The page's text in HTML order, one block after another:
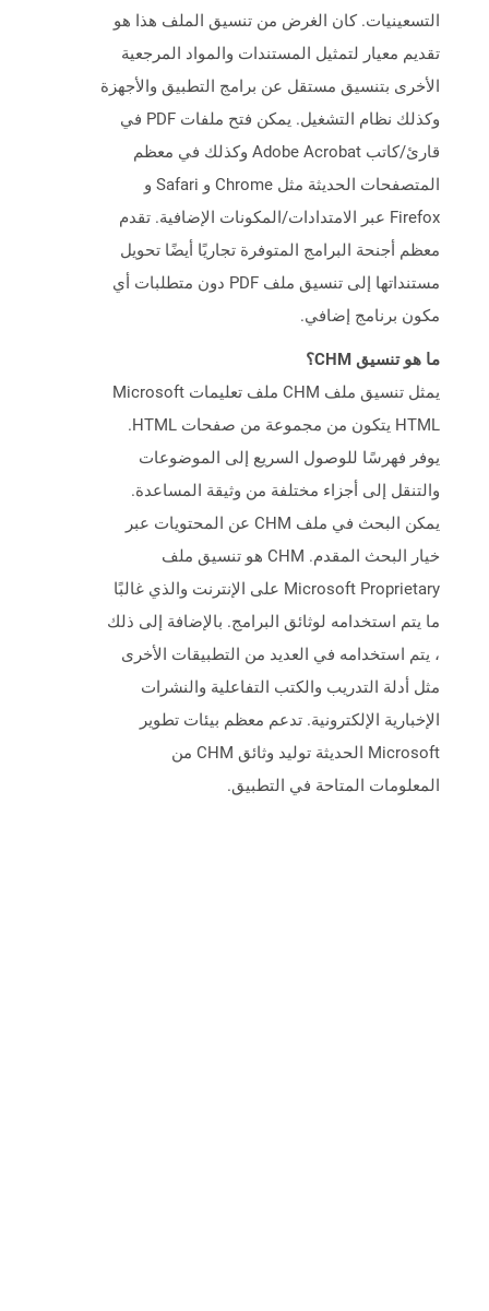
التسعينيات. كان الغرض من تنسيق الملف هذا هو
تقديم معيار لتمثيل المستندات والمواد المرجعية
الأخرى بتنسيق مستقل عن برامج التطبيق والأجهزة
وكذلك نظام التشغيل. يمكن فتح ملفات PDF في
قارئ/كاتب Adobe Acrobat وكذلك في معظم
المتصفحات الحديثة مثل Chrome و Safari و
Firefox عبر الامتدادات/المكونات الإضافية. تقدم
معظم أجنحة البرامج المتوفرة تجاريًا أيضًا تحويل
مستنداتها إلى تنسيق ملف PDF دون متطلبات أي
مكون برنامج إضافي.
ما هو تنسيق CHM؟
يمثل تنسيق ملف CHM ملف تعليمات Microsoft
HTML يتكون من مجموعة من صفحات HTML.
يوفر فهرسًا للوصول السريع إلى الموضوعات
والتنقل إلى أجزاء مختلفة من وثيقة المساعدة.
يمكن البحث في ملف CHM عن المحتويات عبر
خيار البحث المقدم. CHM هو تنسيق ملف
Microsoft Proprietary على الإنترنت والذي غالبًا
ما يتم استخدامه لوثائق البرامج. بالإضافة إلى ذلك
، يتم استخدامه في العديد من التطبيقات الأخرى
مثل أدلة التدريب والكتب التفاعلية والنشرات
الإخبارية الإلكترونية. تدعم معظم بيئات تطوير
Microsoft الحديثة توليد وثائق CHM من
المعلومات المتاحة في التطبيق.